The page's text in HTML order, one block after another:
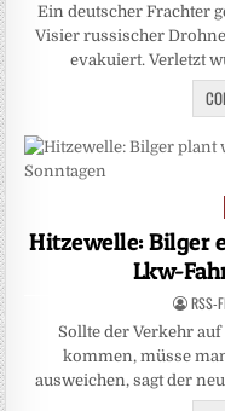
Ein deutscher Frachter
Visier russischer
evakuiert. Verletzt
Hitzewelle: Bilger
Lkw-
RSS-
Sollte der Verkehr
kommen, müsse
ausweichen, sagt der